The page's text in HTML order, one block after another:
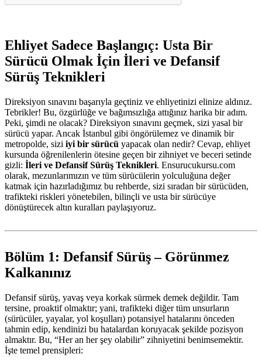
Ehliyet Sadece Başlangıç: Usta Bir
Sürücü Olmak İçin İleri ve Defansif
Sürüş Teknikleri
Direksiyon sınavını başarıyla geçtiniz ve ehliyetinizi elinize aldınız.
Tebrikler! Bu, özgürlüğe ve bağımsızlığa attığınız harika bir adım.
Peki, şimdi ne olacak? Direksiyon sınavını geçmek, sizi yasal bir
sürücü yapar. Ancak İstanbul gibi öngörülemez ve dinamik bir
metropolde, sizi iyi bir sürücü yapacak olan nedir? Cevap, ehliyet
kursunda öğrenilenlerin ötesine geçen bir zihniyet ve beceri setinde
gizli: İleri ve Defansif Sürüş Teknikleri. Ensurucukursu.com
olarak, mezunlarımızın ve tüm sürücülerin yolculuğuna değer
katmak için hazırladığımız bu rehberde, sizi sıradan bir sürücüden,
trafikteki riskleri yönetebilen, bilinçli ve usta bir sürücüye
dönüştürecek altın kuralları paylaşıyoruz.
Bölüm 1: Defansif Sürüş – Görünmez
Kalkanınız
Defansif sürüş, yavaş veya korkak sürmek demek değildir. Tam
tersine, proaktif olmaktır; yani, trafikteki diğer tüm unsurların
(sürücüler, yayalar, yol koşulları) potansiyel hatalarını önceden
tahmin edip, kendinizi bu hatalardan koruyacak şekilde pozisyon
almaktır. Bu, “Her an her şey olabilir” zihniyetini benimsemektir.
İşte temel prensipleri: